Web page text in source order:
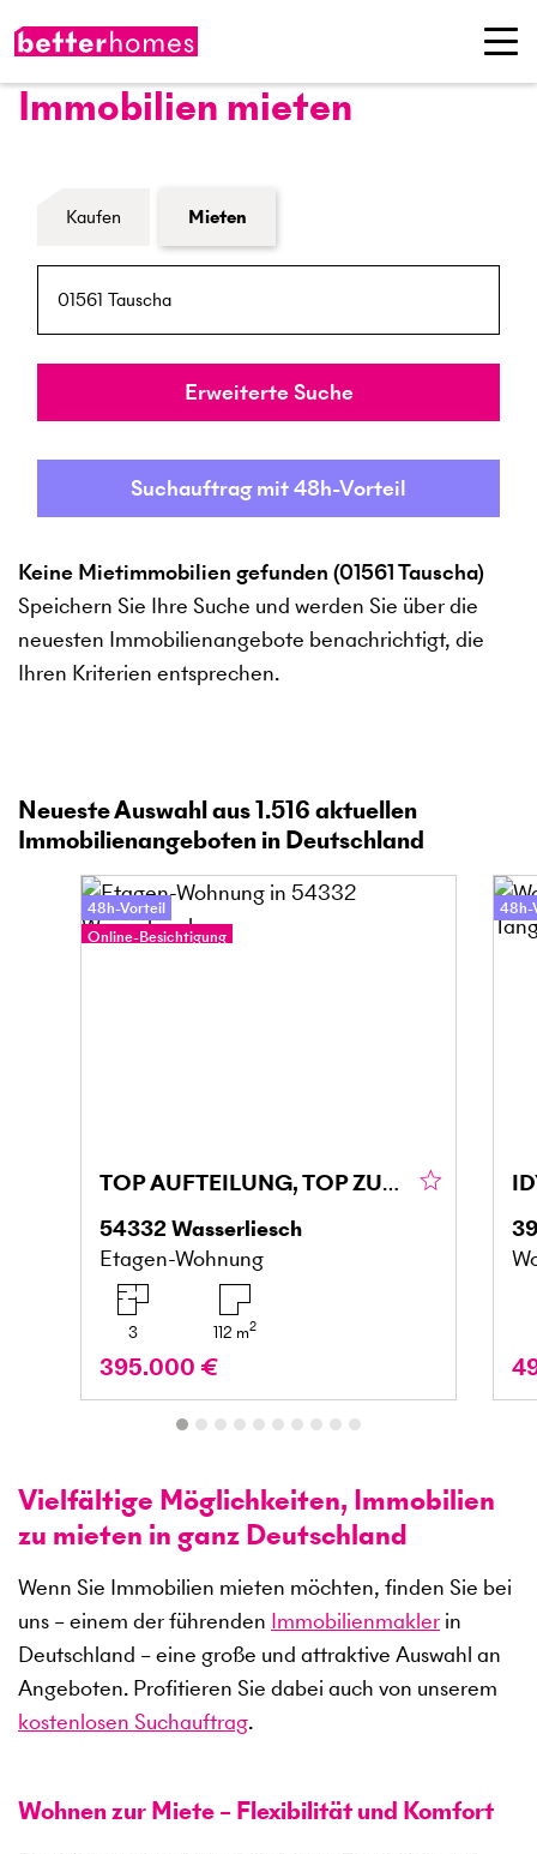
Immobilien mieten
Formular Immobiliensuche
Kaufen Mieten
Umkreis
Erweiterte Suche
Suchauftrag mit 48h-Vorteil
Keine Mietimmobilien gefunden (01561 Tauscha)
Speichern Sie Ihre Suche und werden Sie über die
neuesten Immobilienangebote benachrichtigt, die
Ihren Kriterien entsprechen.
Neueste Auswahl aus1.516aktuellen
Immobilienangeboten in Deutschland
48h-Vorteil
Online-Besichtigung
TOP AUFTEILUNG, TOP ZUSTAND, FAMIELIENFREUNDLICH
54332Wasserliesch
Etagen-Wohnung
3 112 m2
395.000 €
48h-
Vielfältige Möglichkeiten, Immobilien
zu mieten in ganz Deutschland
Wenn Sie Immobilien mieten möchten, finden Sie bei
uns – einem der führenden Immobilienmakler in
Deutschland – eine große und attraktive Auswahl an
Angeboten. Profitieren Sie dabei auch von unserem
kostenlosen Suchauftrag.
Wohnen zur Miete – Flexibilität und Komfort